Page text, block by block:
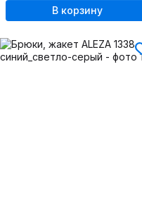
В корзину